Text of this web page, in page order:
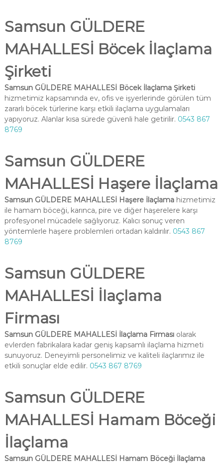
Samsun GÜLDERE
MAHALLESİ Böcek İlaçlama
Şirketi
Samsun GÜLDERE MAHALLESİ Böcek İlaçlama Şirketi
hizmetimiz kapsamında ev, ofis ve işyerlerinde görülen tüm
zararlı böcek türlerine karşı etkili ilaçlama uygulamaları
yapıyoruz. Alanlar kısa sürede güvenli hale getirilir. 0543 867
8769
Samsun GÜLDERE
MAHALLESİ Haşere İlaçlama
Samsun GÜLDERE MAHALLESİ Haşere İlaçlamahizmetimiz
ile hamam böceği, karınca, pire ve diğer haşerelere karşı
profesyonel mücadele sağlıyoruz. Kalıcı sonuç veren
yöntemlerle haşere problemleri ortadan kaldırılır. 0543 867
8769
Samsun GÜLDERE
MAHALLESİ İlaçlama
Firması
Samsun GÜLDERE MAHALLESİ İlaçlama Firmasıolarak
evlerden fabrikalara kadar geniş kapsamlı ilaçlama hizmeti
sunuyoruz. Deneyimli personelimiz ve kaliteli ilaçlarımız ile
etkili sonuçlar elde edilir. 0543 867 8769
Samsun GÜLDERE
MAHALLESİ Hamam Böceği
İlaçlama
Samsun GÜLDERE MAHALLESİ Hamam Böceği İlaçlama